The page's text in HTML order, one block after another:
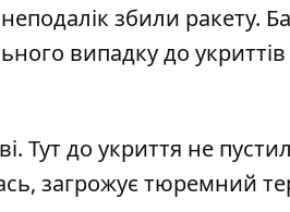
збили ракету.
випадку до
Тут до укриття не
загрожує тюремний